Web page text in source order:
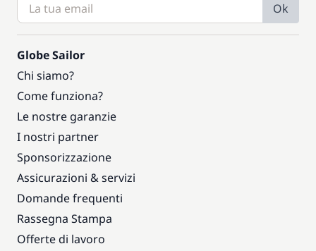
Ok
Globe Sailor
Chi siamo?
Come funziona?
Le nostre garanzie
I nostri partner
Sponsorizzazione
Assicurazioni & servizi
Domande frequenti
Rassegna Stampa
Offerte di lavoro